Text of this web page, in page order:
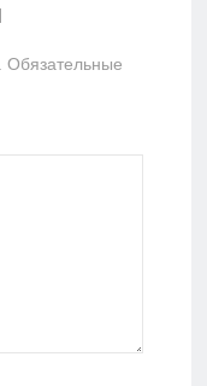
Обязательные